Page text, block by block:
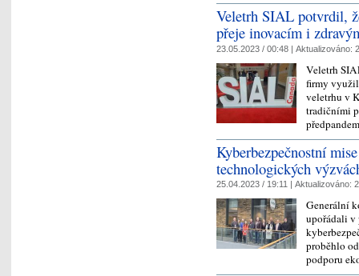
Veletrh SIAL potvrdil,
přeje inovacím i
23.05.2023 / 00:48 | Aktualizováno:
Veletrh
firmy
veletrhu v
tradičními
Kyberbezpečnostní
technologických
25.04.2023 / 19:11 | Aktualizováno:
Generální
upořádali v
proběhlo
podporu